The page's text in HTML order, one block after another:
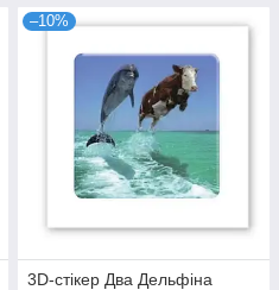
–10%
3D-стікер Два Дельфіна